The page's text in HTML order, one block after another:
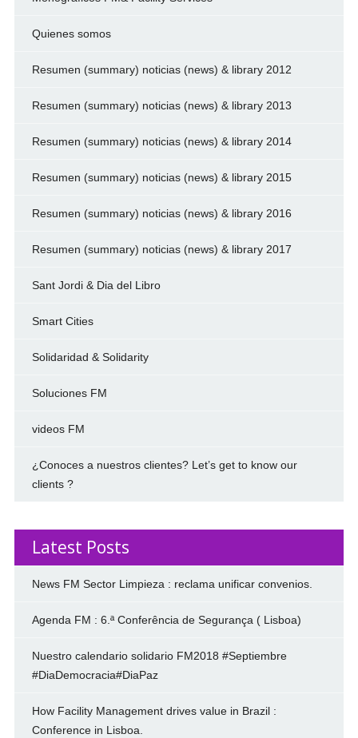
Quienes somos
Resumen (summary) noticias (news) & library 2012
Resumen (summary) noticias (news) & library 2013
Resumen (summary) noticias (news) & library 2014
Resumen (summary) noticias (news) & library 2015
Resumen (summary) noticias (news) & library 2016
Resumen (summary) noticias (news) & library 2017
Sant Jordi & Dia del Libro
Smart Cities
Solidaridad & Solidarity
Soluciones FM
videos FM
¿Conoces a nuestros clientes? Let’s get to know our
clients ?
Latest Posts
News FM Sector Limpieza : reclama unificar convenios.
Agenda FM : 6.ª Conferência de Segurança ( Lisboa)
Nuestro calendario solidario FM2018 #Septiembre
#DiaDemocracia#DiaPaz
How Facility Management drives value in Brazil :
Conference in Lisboa.